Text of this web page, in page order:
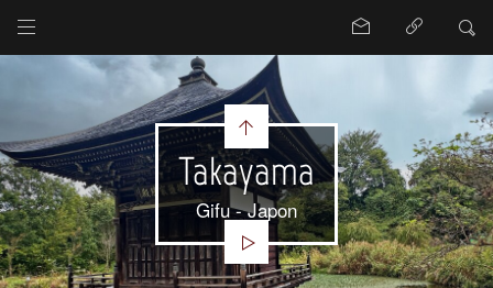
Takayama
Gifu - Japon